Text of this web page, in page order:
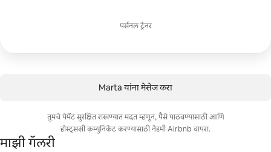
पर्सनल ट्रेनर
Marta यांना मेसेज करा
तुमचे पेमेंट सुरक्षित राखण्यात मदत म्हणून, पैसे पाठवण्यासाठी आणि
होस्ट्सशी कम्युनिकेट करण्यासाठी नेहमी Airbnb वापरा.
माझी गॅलरी